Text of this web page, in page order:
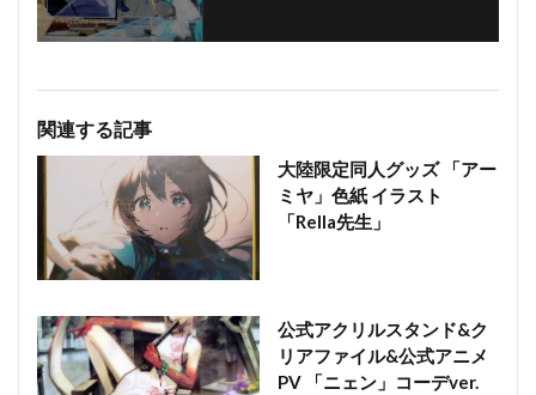
関連する記事
大陸限定同人グッズ 「アー
ミヤ」色紙 イラスト
「Rella先生」
公式アクリルスタンド&ク
リアファイル&公式アニメ
PV 「ニェン」コーデver.